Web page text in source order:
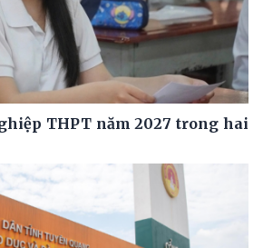
THPT năm 2027 trong hai